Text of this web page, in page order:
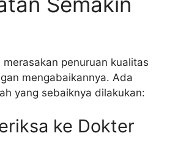
penuruan kualitas
mengabaikannya. Ada
yang sebaiknya dilakukan:
ke Dokter